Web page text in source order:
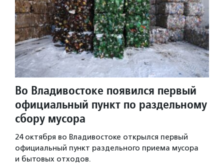
Во Владивостоке появился первый
официальный пункт по раздельному
сбору мусора
24 октября во Владивостоке открылся первый
официальный пункт раздельного приема мусора
и бытовых отходов.